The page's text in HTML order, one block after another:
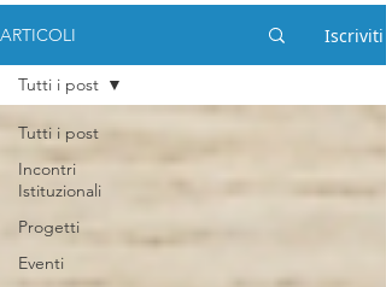
ARTICOLI Iscriviti
Tutti i post
Incontri
Istituzionali
Progetti
Eventi
Tutti i post